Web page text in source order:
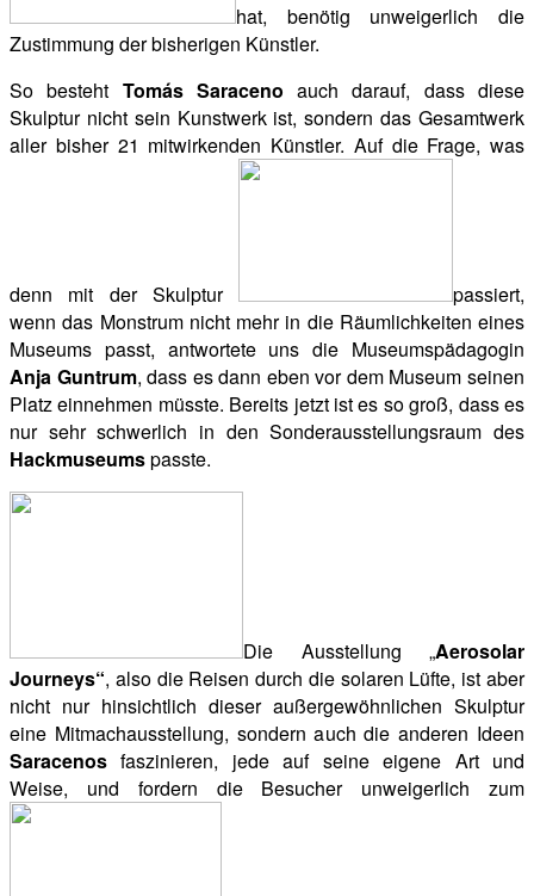
hat, benötig unweigerlich die
Zustimmung der bisherigen Künstler.
So besteht Tomás Saraceno auch darauf, dass diese
Skulptur nicht sein Kunstwerk ist, sondern das Gesamtwerk
aller bisher 21 mitwirkenden Künstler. Auf die Frage, was
denn mit der Skulptur
passiert,
wenn das Monstrum nicht mehr in die Räumlichkeiten eines
Museums passt, antwortete uns die Museumspädagogin
Anja Guntrum, dass es dann eben vor dem Museum seinen
Platz einnehmen müsste. Bereits jetzt ist es so groß, dass es
nur sehr schwerlich in den Sonderausstellungsraum des
Hackmuseumspasste.
Die Ausstellung „Aerosolar
Journeys“, also die Reisen durch die solaren Lüfte, ist aber
nicht nur hinsichtlich dieser außergewöhnlichen Skulptur
eine Mitmachausstellung, sondern auch die anderen Ideen
Saracenos faszinieren, jede auf seine eigene Art und
Weise, und fordern die Besucher unweigerlich zum